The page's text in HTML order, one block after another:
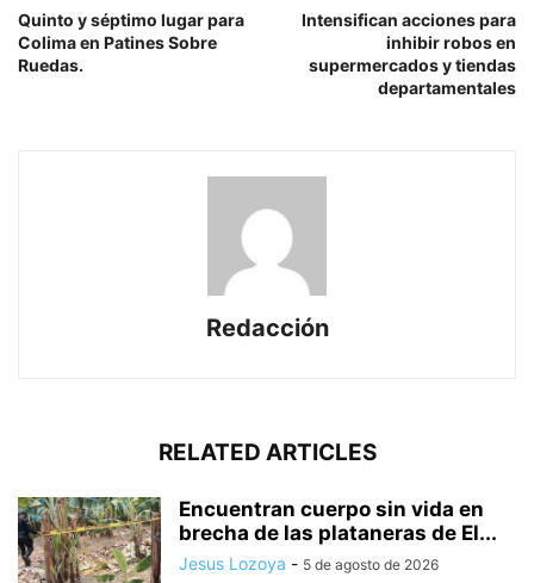
Quinto y séptimo lugar para
Colima en Patines Sobre
Ruedas.
Intensifican acciones para
inhibir robos en
supermercados y tiendas
departamentales
Redacción
RELATED ARTICLES
Encuentran cuerpo sin vida en
brecha de las plataneras de El...
Jesus Lozoya - 5 de agosto de 2026